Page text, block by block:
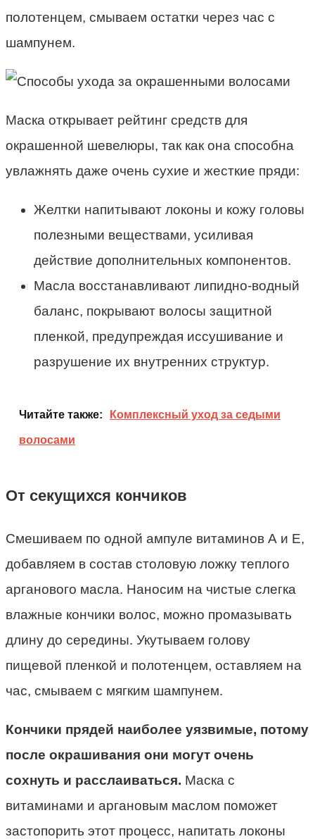
полотенцем, смываем остатки через час с
шампунем.
Маска открывает рейтинг средств для
окрашенной шевелюры, так как она способна
увлажнять даже очень сухие и жесткие пряди:
Желтки напитывают локоны и кожу головы
полезными веществами, усиливая
действие дополнительных компонентов.
Масла восстанавливают липидно-водный
баланс, покрывают волосы защитной
пленкой, предупреждая иссушивание и
разрушение их внутренних структур.
Читайте также: Комплексный уход за седыми
волосами
От секущихся кончиков
Смешиваем по одной ампуле витаминов А и Е,
добавляем в состав столовую ложку теплого
арганового масла. Наносим на чистые слегка
влажные кончики волос, можно промазывать
длину до середины. Укутываем голову
пищевой пленкой и полотенцем, оставляем на
час, смываем с мягким шампунем.
Кончики прядей наиболее уязвимые, потому
после окрашивания они могут очень
сохнуть и расслаиваться. Маска с
витаминами и аргановым маслом поможет
застопорить этот процесс, напитать локоны